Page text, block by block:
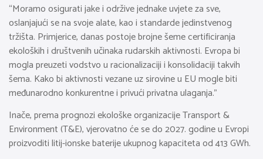
“Moramo osigurati jake i održive jednake uvjete za sve,
oslanjajući se na svoje alate, kao i standarde jedinstvenog
tržišta. Primjerice, danas postoje brojne šeme certificiranja
ekoloških i društvenih učinaka rudarskih aktivnosti. Evropa bi
mogla preuzeti vodstvo u racionalizaciji i konsolidaciji takvih
šema. Kako bi aktivnosti vezane uz sirovine u EU mogle biti
međunarodno konkurentne i privući privatna ulaganja.”
Inače, prema prognozi ekološke organizacije Transport &
Environment (T&E), vjerovatno će se do 2027. godine u Evropi
proizvoditi litij-ionske baterije ukupnog kapaciteta od 413 GWh.